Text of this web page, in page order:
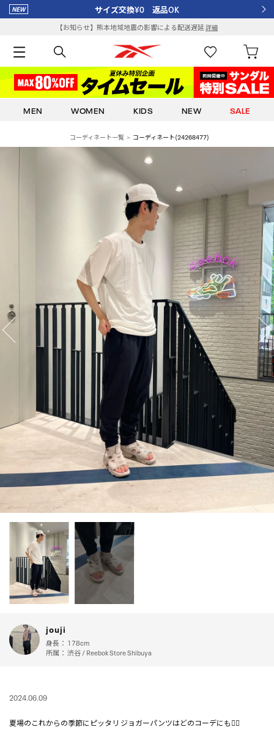
サイズ交換¥0 返品OK
【お知らせ】熊本地域地震の影響による配送遅延詳細
MEN WOMEN KIDS NEW SALE
コーディネート一覧 コーディネート(24268477)
jouji
身長： 178cm
所属： 渋谷 / Reebok Store Shibuya
2024.06.09
夏場のこれからの季節にピッタリ ジョガーパンツはどのコーデにも🙆‍♂️